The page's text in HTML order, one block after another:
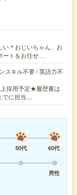
い＊おじいちゃん、お
ートをお任せ…
スキル不要 / 英語力不
採用予定★履歴書は
でに担当…
50代
60代
男性